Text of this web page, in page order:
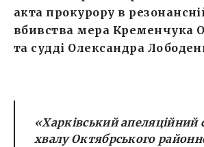
акта прокурору в
вбивства мера Кременчука
та судді Олександра
«Харківський апеляційний
хвалу Октябрського